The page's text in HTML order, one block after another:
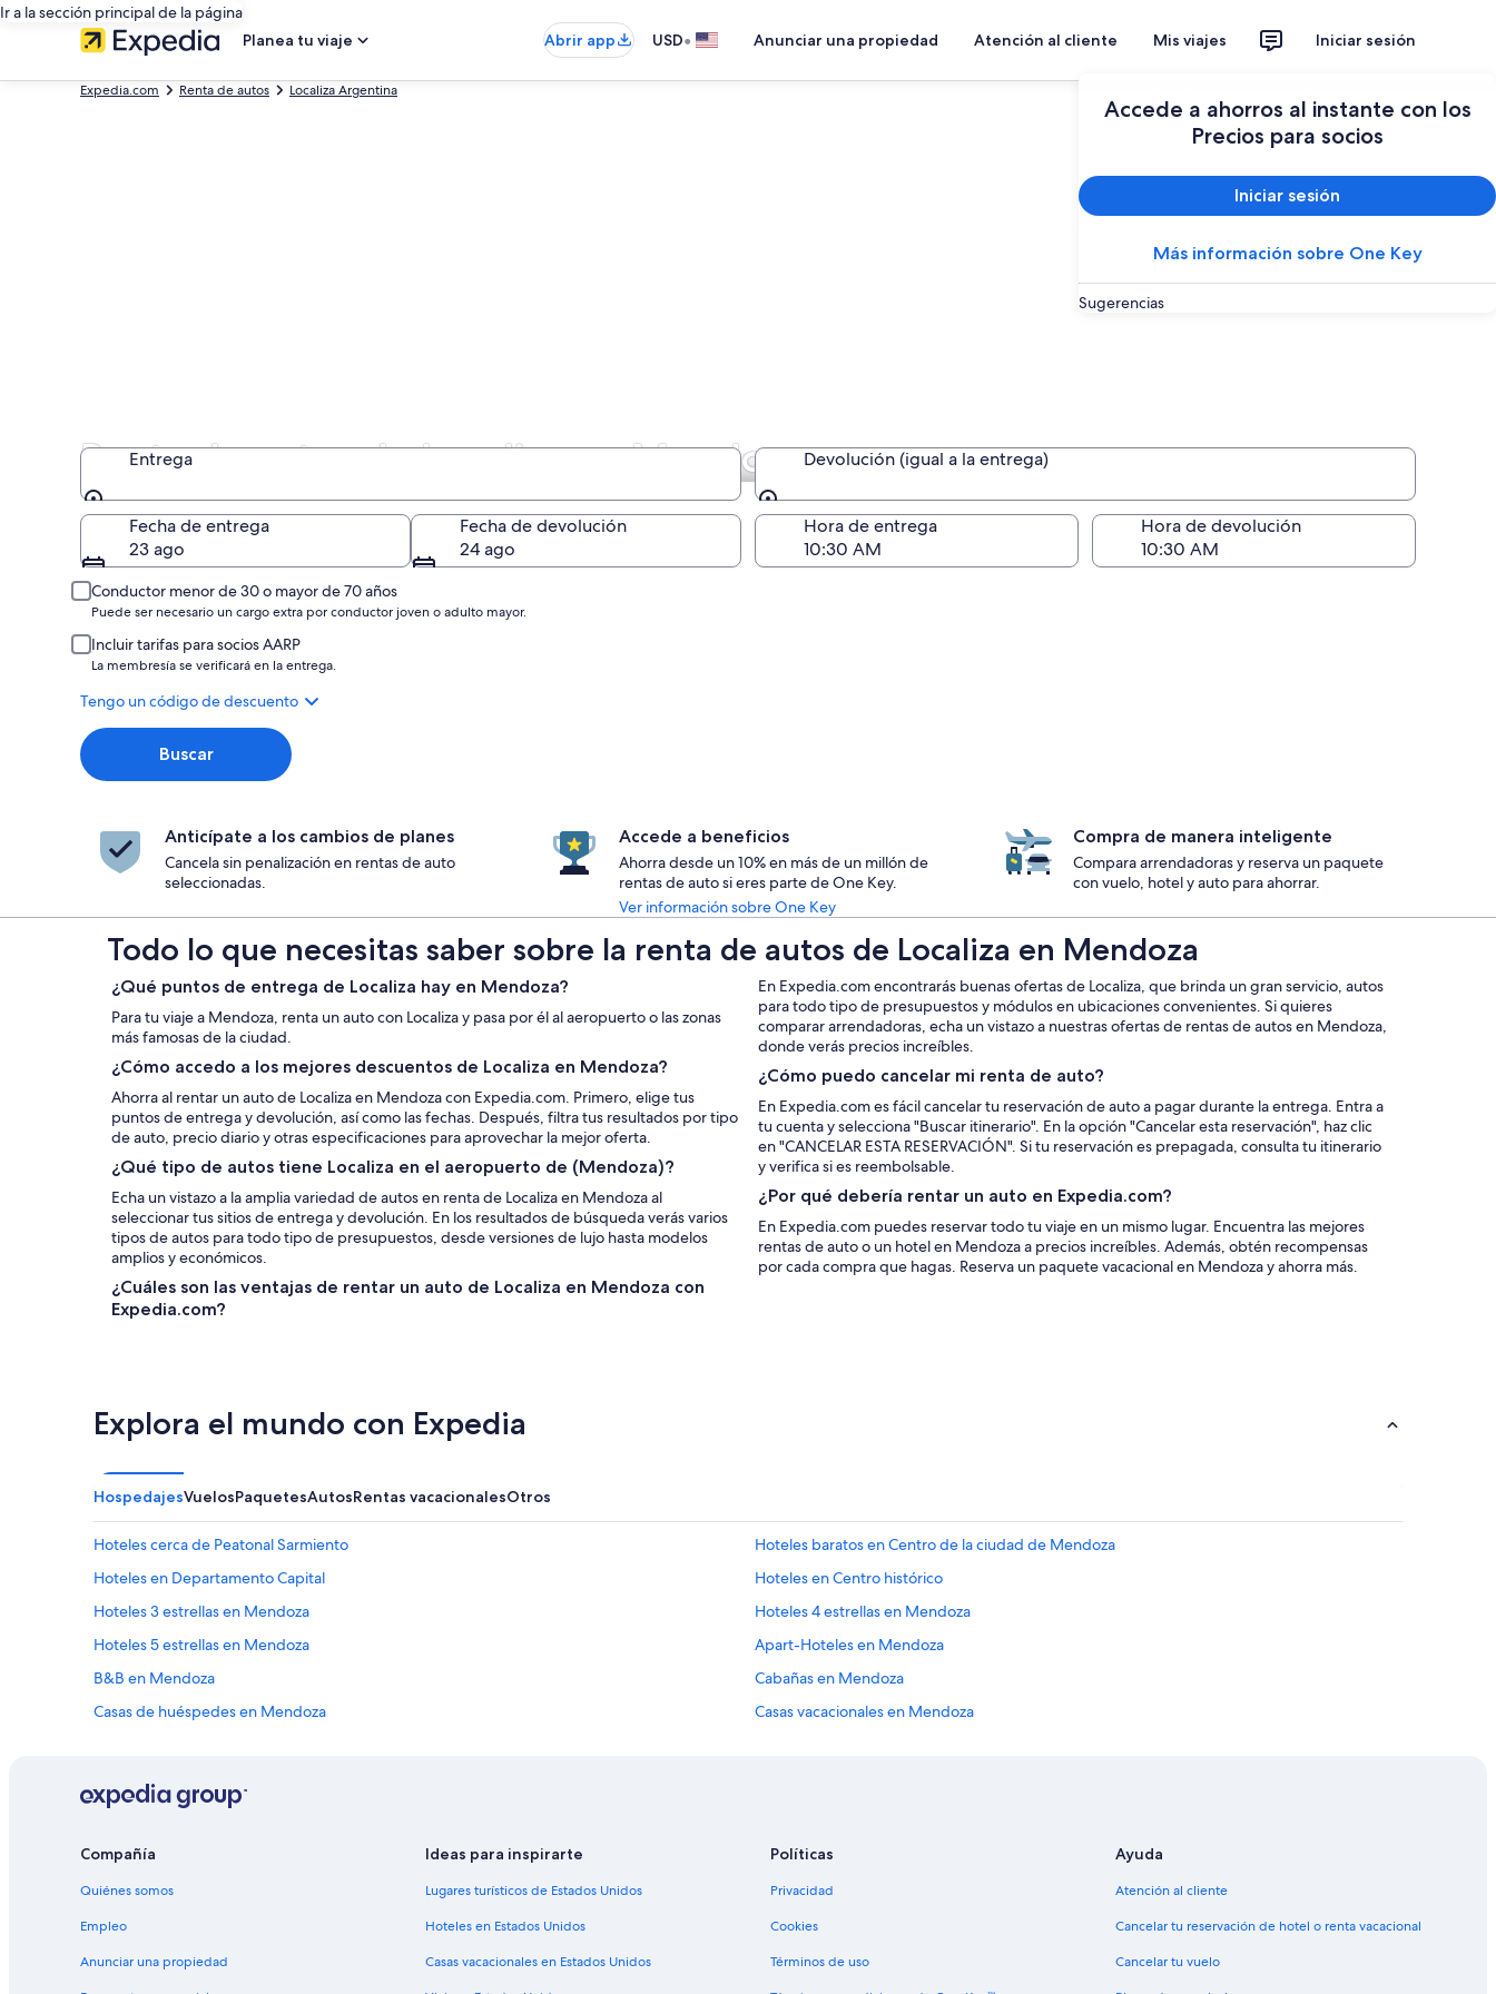
Ir a la sección principal de la página
Planea tu viaje
Abrir app USD• Anunciar una propiedad Atención al cliente Mis viajes Iniciar sesión
Accede a ahorros al instante con los
Precios para socios
Iniciar sesión
Más información sobre One Key
Sugerencias
Expedia.com Renta de autos Localiza Argentina
Renta de autos de Localiza en Mendoza
Entrega
Entrega
Devolución (igual a la entrega)
Devolución (igual a la entrega)
Fecha de entrega
23 ago
Fecha de devolución
24 ago
Hora de entrega Hora de devolución
Conductor menor de 30 o mayor de 70 años
Puede ser necesario un cargo extra por conductor joven o adulto mayor.
Incluir tarifas para socios AARP
La membresía se verificará en la entrega.
Tengo un código de descuento
Buscar
Anticípate a los cambios de planes
Cancela sin penalización en rentas de auto
seleccionadas.
Accede a beneficios
Ahorra desde un 10% en más de un millón de
rentas de auto si eres parte de One Key.
Ver información sobre One Key
Compra de manera inteligente
Compara arrendadoras y reserva un paquete
con vuelo, hotel y auto para ahorrar.
Todo lo que necesitas saber sobre la renta de autos de Localiza en Mendoza
¿Qué puntos de entrega de Localiza hay en Mendoza?
Para tu viaje a Mendoza, renta un auto con Localiza y pasa por él al aeropuerto o las zonas
más famosas de la ciudad.
¿Cómo accedo a los mejores descuentos de Localiza en Mendoza?
Ahorra al rentar un auto de Localiza en Mendoza con Expedia.com. Primero, elige tus
puntos de entrega y devolución, así como las fechas. Después, filtra tus resultados por tipo
de auto, precio diario y otras especificaciones para aprovechar la mejor oferta.
¿Qué tipo de autos tiene Localiza en el aeropuerto de (Mendoza)?
Echa un vistazo a la amplia variedad de autos en renta de Localiza en Mendoza al
seleccionar tus sitios de entrega y devolución. En los resultados de búsqueda verás varios
tipos de autos para todo tipo de presupuestos, desde versiones de lujo hasta modelos
amplios y económicos.
¿Cuáles son las ventajas de rentar un auto de Localiza en Mendoza con
Expedia.com?
En Expedia.com encontrarás buenas ofertas de Localiza, que brinda un gran servicio, autos
para todo tipo de presupuestos y módulos en ubicaciones convenientes. Si quieres
comparar arrendadoras, echa un vistazo a nuestras ofertas de rentas de autos en Mendoza,
donde verás precios increíbles.
¿Cómo puedo cancelar mi renta de auto?
En Expedia.com es fácil cancelar tu reservación de auto a pagar durante la entrega. Entra a
tu cuenta y selecciona "Buscar itinerario". En la opción "Cancelar esta reservación", haz clic
en "CANCELAR ESTA RESERVACIÓN". Si tu reservación es prepagada, consulta tu itinerario
y verifica si es reembolsable.
¿Por qué debería rentar un auto en Expedia.com?
En Expedia.com puedes reservar todo tu viaje en un mismo lugar. Encuentra las mejores
rentas de auto o un hotel en Mendoza a precios increíbles. Además, obtén recompensas
por cada compra que hagas. Reserva un paquete vacacional en Mendoza y ahorra más.
Explora el mundo con Expedia
HospedajesVuelosPaquetesAutosRentas vacacionalesOtros
Hoteles cerca de Peatonal Sarmiento
Hoteles baratos en Centro de la ciudad de Mendoza
Hoteles en Departamento Capital
Hoteles en Centro histórico
Hoteles 3 estrellas en Mendoza
Hoteles 4 estrellas en Mendoza
Hoteles 5 estrellas en Mendoza
Apart-Hoteles en Mendoza
B&B en Mendoza
Cabañas en Mendoza
Casas de huéspedes en Mendoza
Casas vacacionales en Mendoza
Hostales en Mendoza
Hoteles Cápsula en Mendoza
Hoteles con concierge en Mendoza
Compañía
Quiénes somos
Empleo
Anunciar una propiedad
Ideas para inspirarte
Lugares turísticos de Estados Unidos
Hoteles en Estados Unidos
Casas vacacionales en Estados Unidos
Políticas
Privacidad
Cookies
Términos de uso
Ayuda
Atención al cliente
Cancelar tu reservación de hotel o renta vacacional
Cancelar tu vuelo